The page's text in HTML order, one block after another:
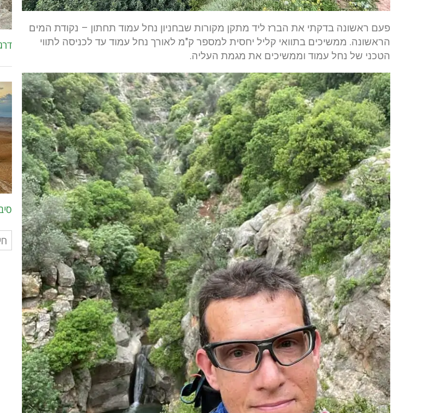
פעם ראשונה בדקתי את הברז ליד מתקן מקורות שבחניון נחל עמוד תחתון – נקודת המים
הראשונה. ממשיכים בתוואי קליל יחסית למספר ק"מ לאורך נחל עמוד עד לכניסה לתווי
הטכני של נחל עמוד וממשיכים את מגמת העליה.